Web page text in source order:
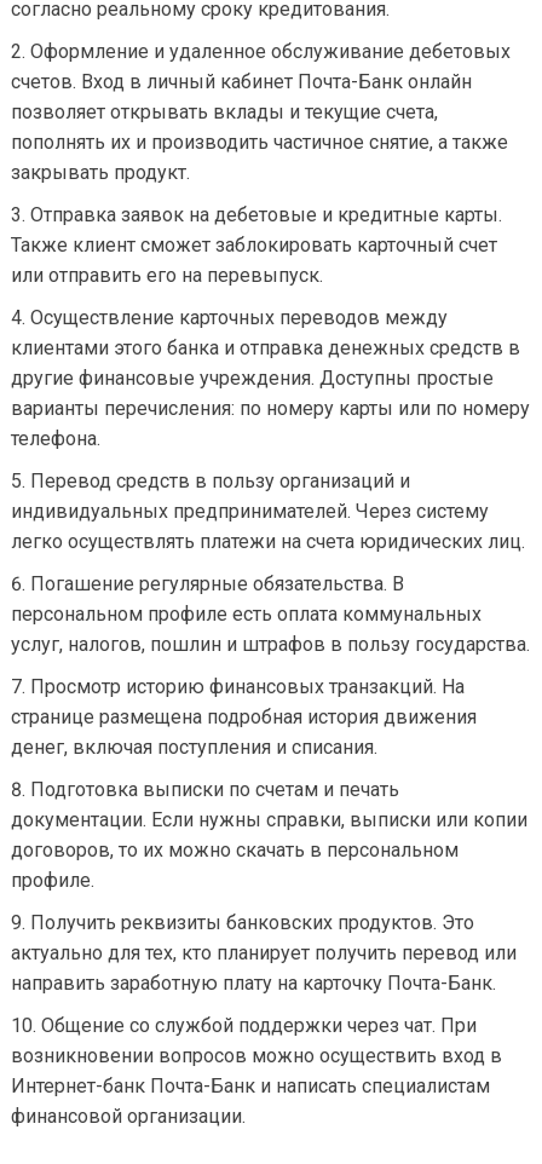
согласно реальному сроку кредитования.
Оформление и удаленное обслуживание дебетовых
счетов. Вход в личный кабинет Почта-Банк онлайн
позволяет открывать вклады и текущие счета,
пополнять их и производить частичное снятие, а также
закрывать продукт.
Отправка заявок на дебетовые и кредитные карты.
Также клиент сможет заблокировать карточный счет
или отправить его на перевыпуск.
Осуществление карточных переводов между
клиентами этого банка и отправка денежных средств в
другие финансовые учреждения. Доступны простые
варианты перечисления: по номеру карты или по номеру
телефона.
Перевод средств в пользу организаций и
индивидуальных предпринимателей. Через систему
легко осуществлять платежи на счета юридических лиц.
Погашение регулярные обязательства. В
персональном профиле есть оплата коммунальных
услуг, налогов, пошлин и штрафов в пользу государства.
Просмотр историю финансовых транзакций. На
странице размещена подробная история движения
денег, включая поступления и списания.
Подготовка выписки по счетам и печать
документации. Если нужны справки, выписки или копии
договоров, то их можно скачать в персональном
профиле.
Получить реквизиты банковских продуктов. Это
актуально для тех, кто планирует получить перевод или
направить заработную плату на карточку Почта-Банк.
Общение со службой поддержки через чат. При
возникновении вопросов можно осуществить вход в
Интернет-банк Почта-Банк и написать специалистам
финансовой организации.